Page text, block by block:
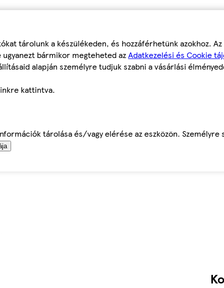
tárolunk a készülékeden, és hozzáférhetünk azokhoz. Az
bármikor megteheted azAdatkezelési és Cookie
alapján személyre tudjuk szabni a vásárlási
kattintva.
tárolása és/vagy elérése az eszközön.